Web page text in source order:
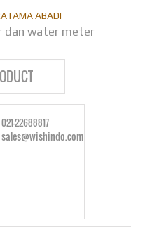
water meter
021-22688817
sales@wishindo.com